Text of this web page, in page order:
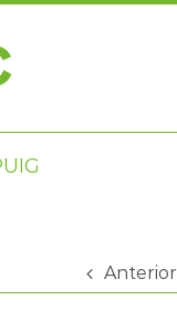
Anterior